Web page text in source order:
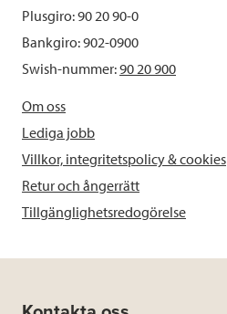
Plusgiro: 90 20 90-0
Bankgiro: 902-0900
Swish-nummer:90 20 900
Om oss
Lediga jobb
Villkor, integritetspolicy & cookies
Retur och ångerrätt
Tillgänglighetsredogörelse